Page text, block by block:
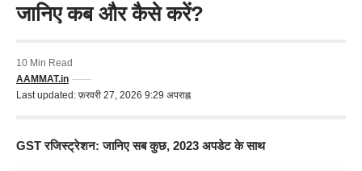
जानिए कब और कैसे करें?
Last updated: फ़रवरी 27, 2026 9:29 अपराह्न
AAMMAT.in
10 Min Read
GST रजिस्ट्रेशन: जानिए सब कुछ, 2023 अपडेट के साथ